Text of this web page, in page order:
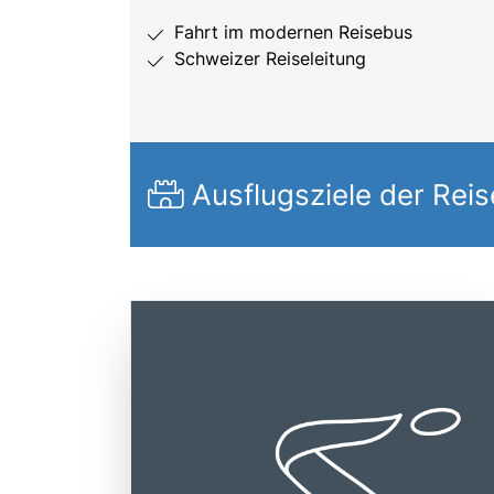
Fahrt im modernen Reisebus
Schweizer Reiseleitung
Ausflugsziele der